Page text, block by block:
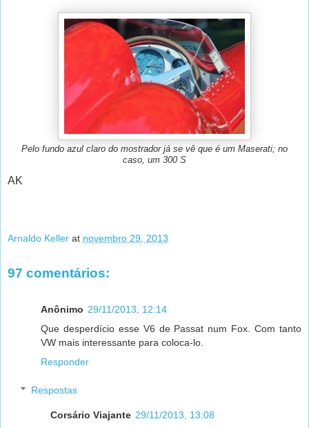
Pelo fundo azul claro do mostrador já se vê que é um Maserati; no
caso, um 300 S
AK
Arnaldo Keller at novembro 29, 2013
97 comentários:
Anônimo 29/11/2013, 12:14
Que desperdício esse V6 de Passat num Fox. Com tanto
VW mais interessante para coloca-lo.
Responder
Respostas
Corsário Viajante 29/11/2013, 13:08